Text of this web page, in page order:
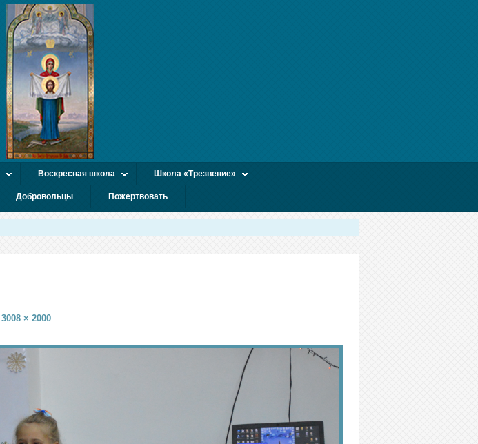
Воскресная школа Школа «Трезвение»
Добровольцы Пожертвовать
3008 × 2000